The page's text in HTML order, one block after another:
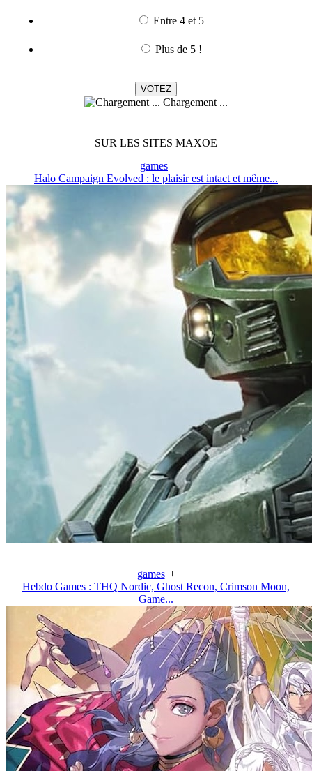
Entre 4 et 5
Plus de 5 !
Chargement ...
SUR LES SITES MAXOE
games
Halo Campaign Evolved : le plaisir est intact et même...
games +
Hebdo Games : THQ Nordic, Ghost Recon, Crimson Moon,
Game...